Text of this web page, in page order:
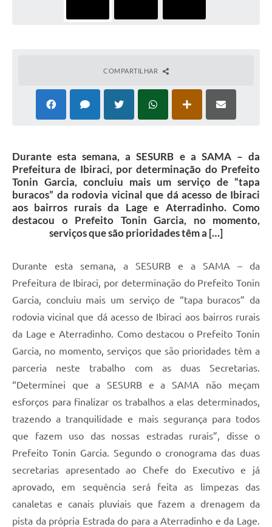
COMPARTILHAR
Durante esta semana, a SESURB e a SAMA – da
Prefeitura de Ibiraci, por determinação do Prefeito
Tonin Garcia, concluiu mais um serviço de “tapa
buracos” da rodovia vicinal que dá acesso de Ibiraci
aos bairros rurais da Lage e Aterradinho. Como
destacou o Prefeito Tonin Garcia, no momento,
serviços que são prioridades têm a […]
Durante esta semana, a SESURB e a SAMA – da
Prefeitura de Ibiraci, por determinação do Prefeito Tonin
Garcia, concluiu mais um serviço de “tapa buracos” da
rodovia vicinal que dá acesso de Ibiraci aos bairros rurais
da Lage e Aterradinho. Como destacou o Prefeito Tonin
Garcia, no momento, serviços que são prioridades têm a
parceria neste trabalho com as duas Secretarias.
“Determinei que a SESURB e a SAMA não meçam
esforços para finalizar os trabalhos a elas determinados,
trazendo a tranquilidade e mais segurança para todos
que fazem uso das nossas estradas rurais”, disse o
Prefeito Tonin Garcia. Segundo o cronograma das duas
secretarias apresentado ao Chefe do Executivo e já
aprovado, em sequência será feita as limpezas das
canaletas e canais pluviais que fazem a drenagem da
pista da própria Estrada do para a Aterradinho e da Lage.